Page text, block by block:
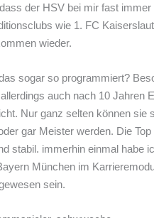
der HSV bei mir fast immer
wie 1. FC
wieder.
sogar so programmiert?
auch nach 10 Jahren
Nur ganz selten können sie
gar Meister werden. Die Top
stabil. immerhin einmal habe
München im
sein.